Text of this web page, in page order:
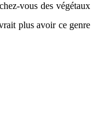
vous des végétaux
plus avoir ce genre